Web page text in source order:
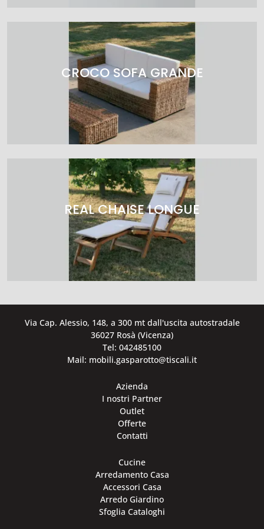
CROCO SOFA GRANDE
REAL CHAISE LONGUE
Via Cap. Alessio, 148, a 300 mt dall'uscita autostradale
36027 Rosà (Vicenza)
Tel: 042485100
Mail: mobili.gasparotto@tiscali.it
Azienda
I nostri Partner
Outlet
Offerte
Contatti
Cucine
Arredamento Casa
Accessori Casa
Arredo Giardino
Sfoglia Cataloghi